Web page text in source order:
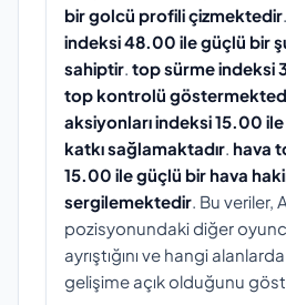
bir golcü profili çizmektedir
indeksi 48.00 ile güçlü bir
sahiptir top sürme indeksi
top kontrolü
aksiyonları indeksi 15.00
katkı sağlamaktadır hava
15.00 ile güçlü bir hava
sergilemektedir . Bu
pozisyonundaki diğer
ayrıştığını ve hangi
gelişime açık olduğunu